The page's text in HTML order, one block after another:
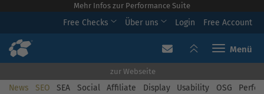
Mehr Infos zur Performance Suite
Free Checks Über uns Login Free Account
Toggle
zur Webseite
News SEO SEA Social Affiliate Display Usability OSG